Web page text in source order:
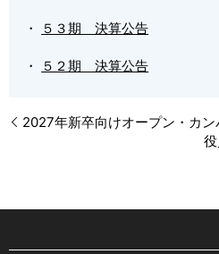
・ ５３期 決算公告
・ ５２期 決算公告
2027年新卒向けオープン・カン